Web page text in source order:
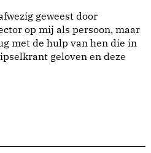
geweest door
op mij als persoon, maar
met de hulp van hen die in
geloven en deze